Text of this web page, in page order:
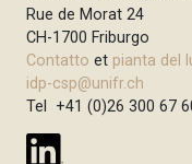
Rue de Morat 24
CH-1700 Friburgo
Contatto et pianta del
idp-csp@unifr.ch
Tel +41 (0)26 300 67